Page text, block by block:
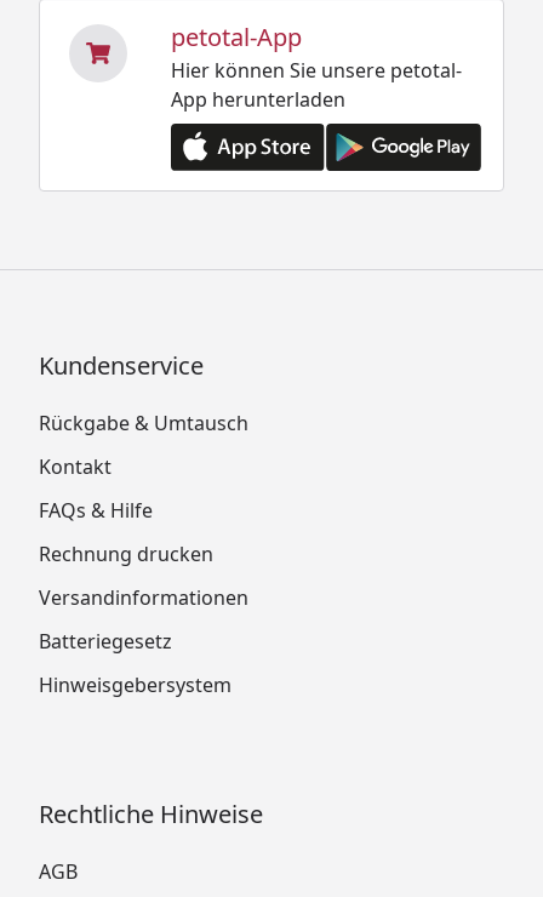
petotal-App
Hier können Sie unsere petotal-
App herunterladen
Kundenservice
Rückgabe & Umtausch
Kontakt
FAQs & Hilfe
Rechnung drucken
Versandinformationen
Batteriegesetz
Hinweisgebersystem
Rechtliche Hinweise
AGB